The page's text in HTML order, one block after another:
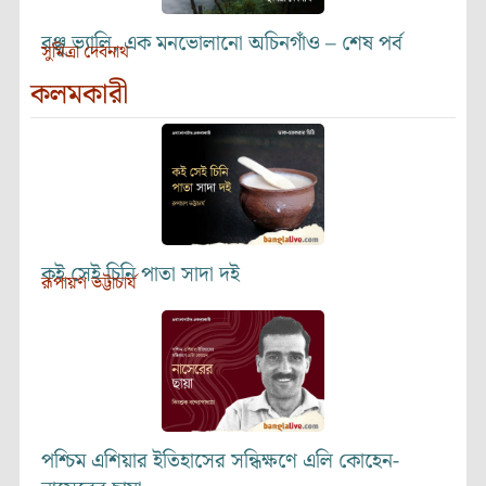
রঞ্জু ভ্যালি, এক মনভোলানো অচিনগাঁও – শেষ পর্ব
সুমিত্রা দেবনাথ
কলমকারী
কই সেই চিনি পাতা সাদা দই
রূপায়ণ ভট্টাচার্য
পশ্চিম এশিয়ার ইতিহাসের সন্ধিক্ষণে এলি কোহেন-